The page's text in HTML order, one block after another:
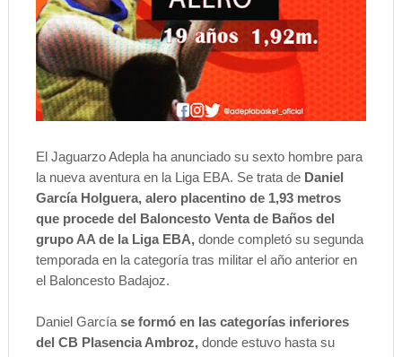
El Jaguarzo Adepla ha anunciado su sexto hombre para
la nueva aventura en la Liga EBA. Se trata de Daniel
García Holguera, alero placentino de 1,93 metros
que procede del Baloncesto Venta de Baños del
grupo AA de la Liga EBA,donde completó su segunda
temporada en la categoría tras militar el año anterior en
el Baloncesto Badajoz.
Daniel Garcíase formó en las categorías inferiores
del CB Plasencia Ambroz,donde estuvo hasta su